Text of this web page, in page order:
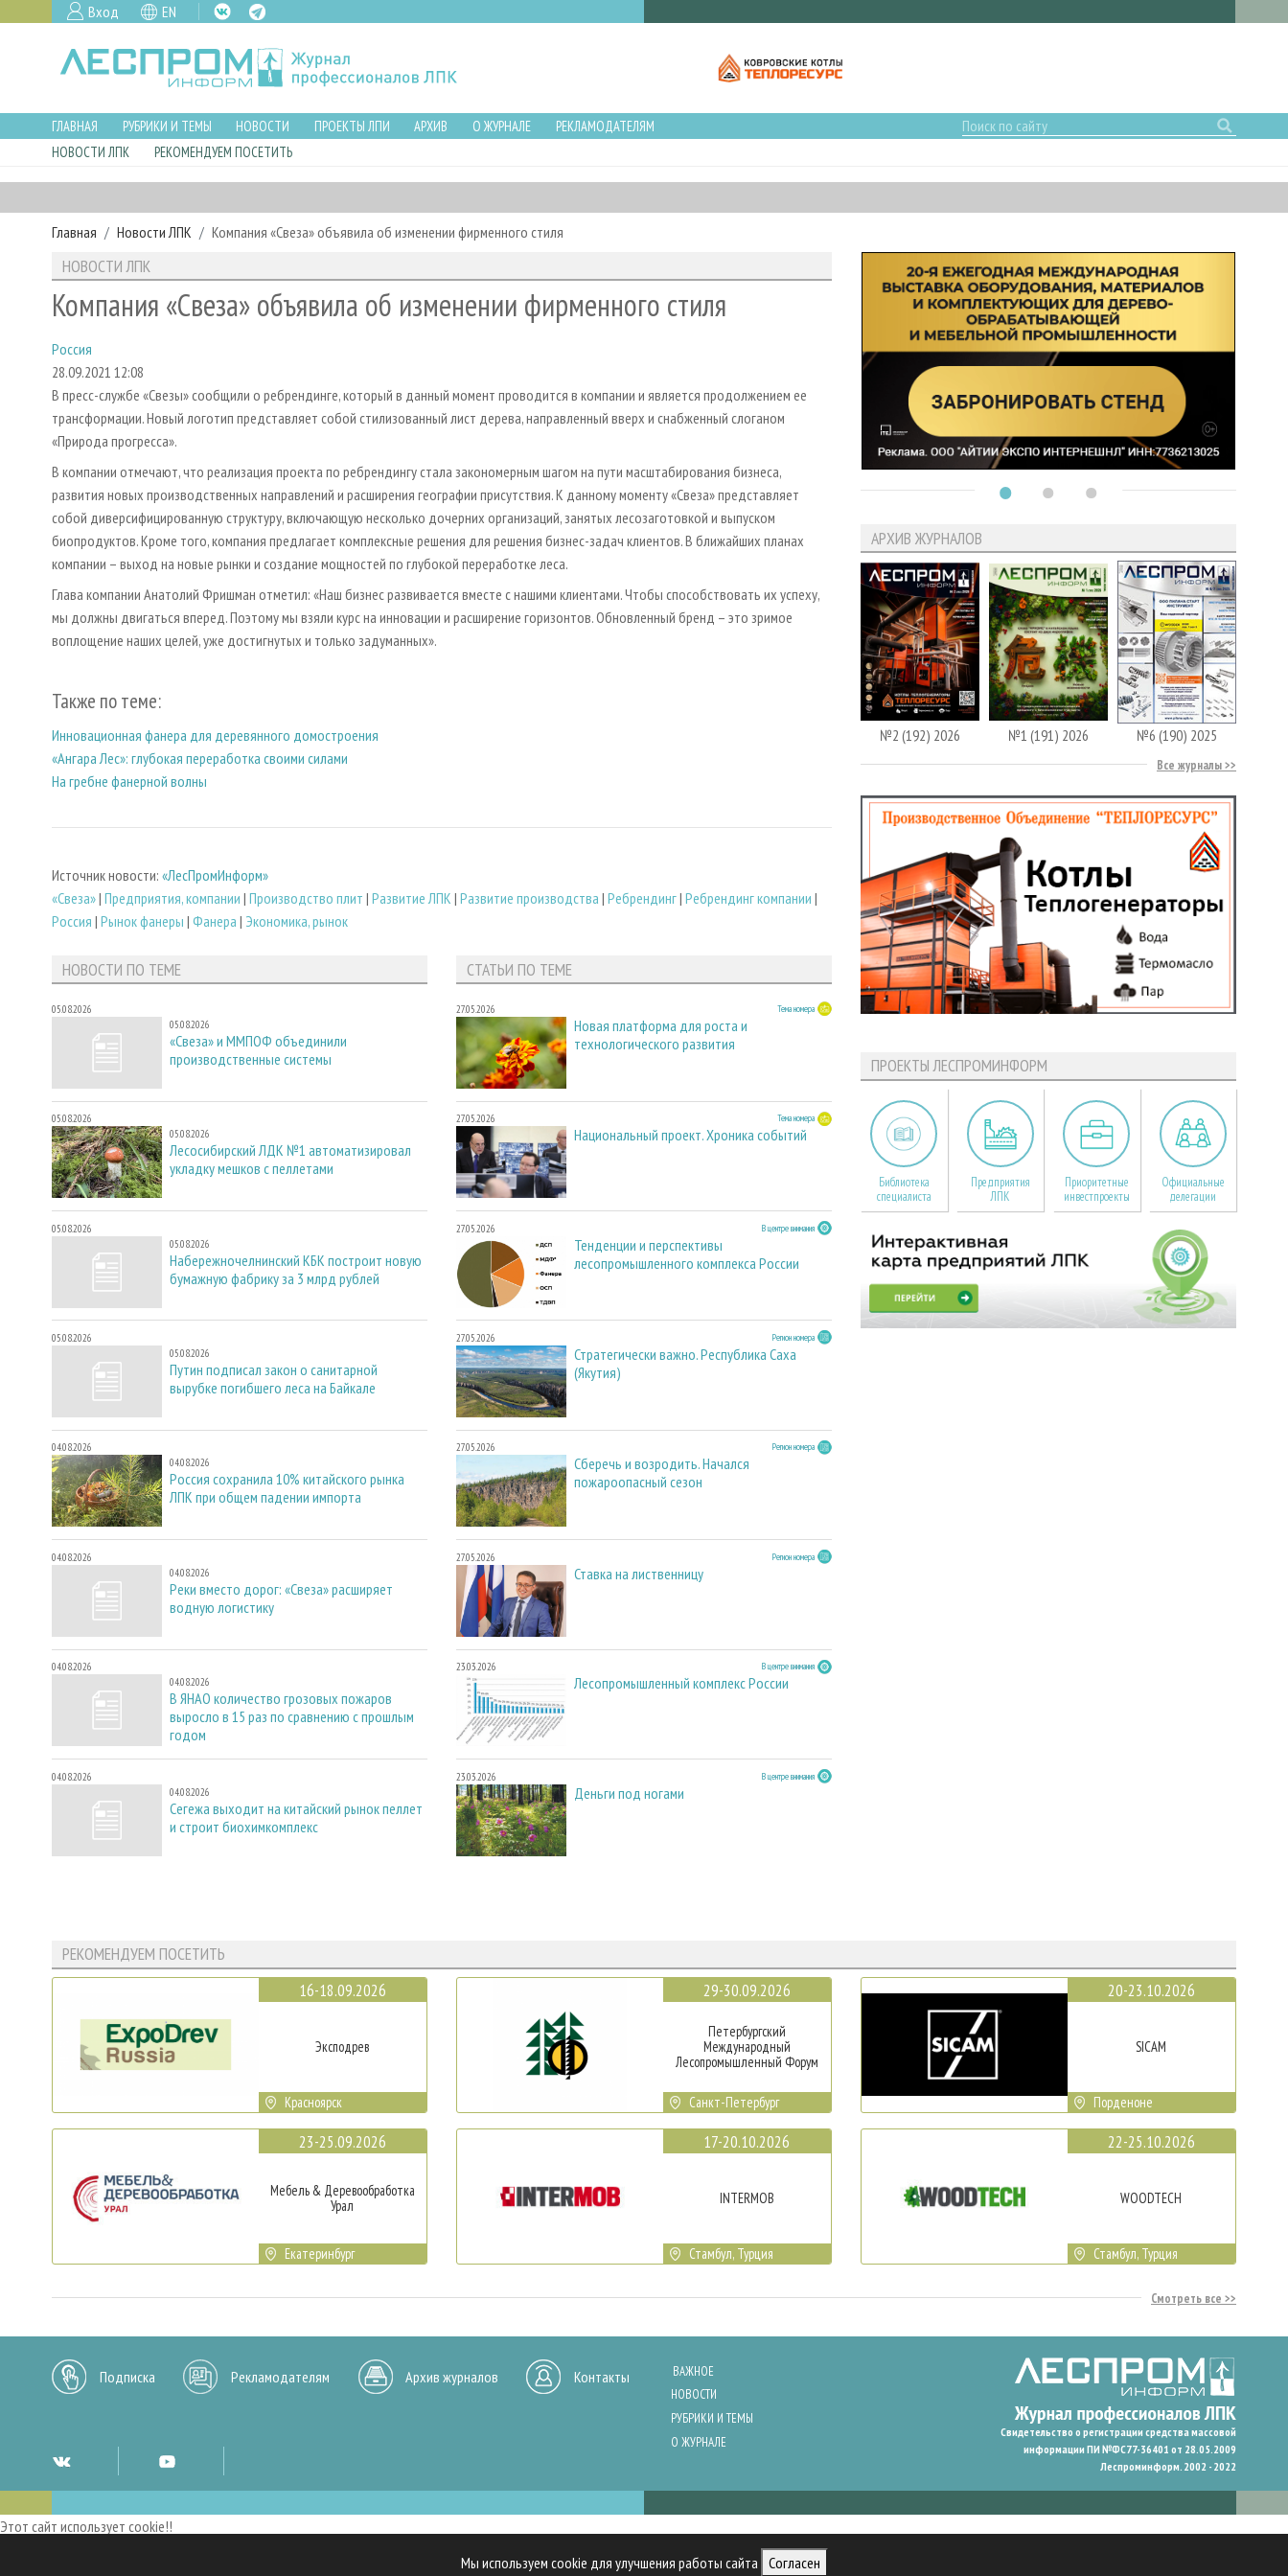
Вход EN
Мы используем cookie для улучшения работы сайта Согласен
ГЛАВНАЯ РУБРИКИ И ТЕМЫ НОВОСТИ ПРОЕКТЫ ЛПИ АРХИВ О ЖУРНАЛЕ
РЕКЛАМОДАТЕЛЯМ
НОВОСТИ ЛПК
РЕКОМЕНДУЕМ ПОСЕТИТЬ
Главная Новости ЛПК Компания «Свеза» объявила об изменении фирменного стиля
НОВОСТИ ЛПК
Компания «Свеза» объявила об изменении фирменного стиля
Россия
28.09.2021 12:08
В пресс-службе «Свезы» сообщили о ребрендинге, который в данный момент проводится в компании и является продолжением ее
трансформации. Новый логотип представляет собой стилизованный лист дерева, направленный вверх и снабженный слоганом
«Природа прогресса».
В компании отмечают, что реализация проекта по ребрендингу стала закономерным шагом на пути масштабирования бизнеса,
развития новых производственных направлений и расширения географии присутствия. К данному моменту «Свеза» представляет
собой диверсифицированную структуру, включающую несколько дочерних организаций, занятых лесозаготовкой и выпуском
биопродуктов. Кроме того, компания предлагает комплексные решения для решения бизнес-задач клиентов. В ближайших планах
компании – выход на новые рынки и создание мощностей по глубокой переработке леса.
Глава компании Анатолий Фришман отметил: «Наш бизнес развивается вместе с нашими клиентами. Чтобы способствовать их успеху,
мы должны двигаться вперед. Поэтому мы взяли курс на инновации и расширение горизонтов. Обновленный бренд – это зримое
воплощение наших целей, уже достигнутых и только задуманных».
Также по теме:
Инновационная фанера для деревянного домостроения
«Ангара Лес»: глубокая переработка своими силами
На гребне фанерной волны
Источник новости: «ЛесПромИнформ»
«Свеза»| Предприятия, компании | Производство плит | Развитие ЛПК | Развитие производства | Ребрендинг| Ребрендинг компании |
Россия | Рынок фанеры | Фанера | Экономика, рынок
НОВОСТИ ПО ТЕМЕ
05.08.2026
05.08.2026
«Свеза» и ММПОФ объединили
производственные системы
05.08.2026
05.08.2026
Лесосибирский ЛДК №1 автоматизировал
укладку мешков с пеллетами
05.08.2026
05.08.2026
Набережночелнинский КБК построит новую
бумажную фабрику за 3 млрд рублей
05.08.2026
05.08.2026
Путин подписал закон о санитарной
вырубке погибшего леса на Байкале
04.08.2026
04.08.2026
Россия сохранила 10% китайского рынка
ЛПК при общем падении импорта
04.08.2026
04.08.2026
Реки вместо дорог: «Свеза» расширяет
водную логистику
04.08.2026
04.08.2026
В ЯНАО количество грозовых пожаров
выросло в 15 раз по сравнению с прошлым
годом
04.08.2026
04.08.2026
Сегежа выходит на китайский рынок пеллет
и строит биохимкомплекс
СТАТЬИ ПО ТЕМЕ
27.05.2026 Тема номера
Новая платформа для роста и
технологического развития
27.05.2026 Тема номера
Национальный проект. Хроника событий
27.05.2026 В центре внимания
Тенденции и перспективы
лесопромышленного комплекса России
27.05.2026 Регион номера
Стратегически важно. Республика Саха
(Якутия)
27.05.2026 Регион номера
Сберечь и возродить. Начался
пожароопасный сезон
27.05.2026 Регион номера
Ставка на лиственницу
23.03.2026 В центре внимания
Лесопромышленный комплекс России
23.03.2026 В центре внимания
Деньги под ногами
АРХИВ ЖУРНАЛОВ
№2 (192) 2026 №1 (191) 2026 №6 (190) 2025
Все журналы
ПРОЕКТЫ ЛЕСПРОМИНФОРМ
Библиотека
специалиста
Предприятия
ЛПК
Приоритетные
инвестпроекты
Официальные
делегации
РЕКОМЕНДУЕМ ПОСЕТИТЬ
16-18.09.2026
Эксподрев
Красноярск
23-25.09.2026
Мебель & Деревообработка
Урал
Екатеринбург
29-30.09.2026
Петербургский
Международный
Лесопромышленный Форум
Санкт-Петербург
17-20.10.2026
INTERMOB
Стамбул, Турция
20-23.10.2026
SICAM
Порденоне
22-25.10.2026
WOODTECH
Стамбул, Турция
Смотреть все
Подписка Рекламодателям Архив журналов Контакты
ВАЖНОЕ
НОВОСТИ
РУБРИКИ И ТЕМЫ
О ЖУРНАЛЕ
Свидетельство о регистрации средства массовой
информации ПИ №ФС77-36401 от 28.05.2009
Леспроминформ. 2002 - 2022
Этот сайт использует cookie!!
Мы используем cookies и аналогичные технологии для улучшения работы нашего сайта, анализа трафика и персонализации контента. Cookies помогают нам запомнить ваши предпочтения и улучшить пользовательский